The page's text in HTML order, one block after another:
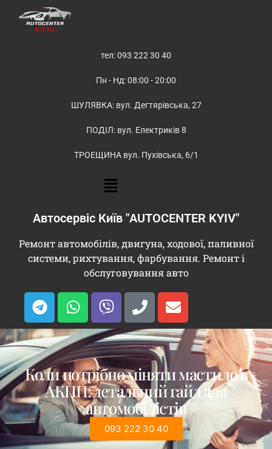
тел: 093 222 30 40
Пн - Нд: 08:00 - 20:00
ШУЛЯВКА: вул. Дегтярівська, 27
ПОДІЛ: вул. Електриків 8
ТРОЕЩИНА вул. Пухівська, 6/1
Автосервіс Київ "AUTOCENTER KYIV"
Ремонт автомобілів, двигуна, ходової, паливної
системи, рихтування, фарбування. Ремонт і
обслуговування авто
Коли потрібно міняти мастило в
АКПП: детальний гайд для
автомобілістів
093 222 30 40